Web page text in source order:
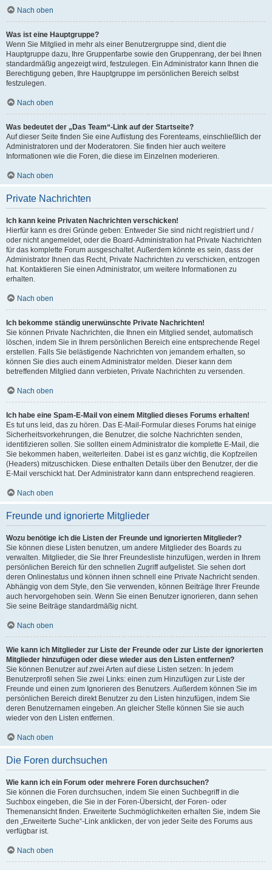
Nach oben
Was ist eine Hauptgruppe?
Wenn Sie Mitglied in mehr als einer Benutzergruppe sind, dient die
Hauptgruppe dazu, Ihre Gruppenfarbe sowie den Gruppenrang, der bei Ihnen
standardmäßig angezeigt wird, festzulegen. Ein Administrator kann Ihnen die
Berechtigung geben, Ihre Hauptgruppe im persönlichen Bereich selbst
festzulegen.
Nach oben
Was bedeutet der „Das Team“-Link auf der Startseite?
Auf dieser Seite finden Sie eine Auflistung des Forenteams, einschließlich der
Administratoren und der Moderatoren. Sie finden hier auch weitere
Informationen wie die Foren, die diese im Einzelnen moderieren.
Nach oben
Private Nachrichten
Ich kann keine Privaten Nachrichten verschicken!
Hierfür kann es drei Gründe geben: Entweder Sie sind nicht registriert und /
oder nicht angemeldet, oder die Board-Administration hat Private Nachrichten
für das komplette Forum ausgeschaltet. Außerdem könnte es sein, dass der
Administrator Ihnen das Recht, Private Nachrichten zu verschicken, entzogen
hat. Kontaktieren Sie einen Administrator, um weitere Informationen zu
erhalten.
Nach oben
Ich bekomme ständig unerwünschte Private Nachrichten!
Sie können Private Nachrichten, die Ihnen ein Mitglied sendet, automatisch
löschen, indem Sie in Ihrem persönlichen Bereich eine entsprechende Regel
erstellen. Falls Sie belästigende Nachrichten von jemandem erhalten, so
können Sie dies auch einem Administrator melden. Dieser kann dem
betreffenden Mitglied dann verbieten, Private Nachrichten zu versenden.
Nach oben
Ich habe eine Spam-E-Mail von einem Mitglied dieses Forums erhalten!
Es tut uns leid, das zu hören. Das E-Mail-Formular dieses Forums hat einige
Sicherheitsvorkehrungen, die Benutzer, die solche Nachrichten senden,
identifizieren sollen. Sie sollten einem Administrator die komplette E-Mail, die
Sie bekommen haben, weiterleiten. Dabei ist es ganz wichtig, die Kopfzeilen
(Headers) mitzuschicken. Diese enthalten Details über den Benutzer, der die
E-Mail verschickt hat. Der Administrator kann dann entsprechend reagieren.
Nach oben
Freunde und ignorierte Mitglieder
Wozu benötige ich die Listen der Freunde und ignorierten Mitglieder?
Sie können diese Listen benutzen, um andere Mitglieder des Boards zu
verwalten. Mitglieder, die Sie Ihrer Freundesliste hinzufügen, werden in Ihrem
persönlichen Bereich für den schnellen Zugriff aufgelistet. Sie sehen dort
deren Onlinestatus und können ihnen schnell eine Private Nachricht senden.
Abhängig von dem Style, den Sie verwenden, können Beiträge Ihrer Freunde
auch hervorgehoben sein. Wenn Sie einen Benutzer ignorieren, dann sehen
Sie seine Beiträge standardmäßig nicht.
Nach oben
Wie kann ich Mitglieder zur Liste der Freunde oder zur Liste der ignorierten
Mitglieder hinzufügen oder diese wieder aus den Listen entfernen?
Sie können Benutzer auf zwei Arten auf diese Listen setzen: In jedem
Benutzerprofil sehen Sie zwei Links: einen zum Hinzufügen zur Liste der
Freunde und einen zum Ignorieren des Benutzers. Außerdem können Sie im
persönlichen Bereich direkt Benutzer zu den Listen hinzufügen, indem Sie
deren Benutzernamen eingeben. An gleicher Stelle können Sie sie auch
wieder von den Listen entfernen.
Nach oben
Die Foren durchsuchen
Wie kann ich ein Forum oder mehrere Foren durchsuchen?
Sie können die Foren durchsuchen, indem Sie einen Suchbegriff in die
Suchbox eingeben, die Sie in der Foren-Übersicht, der Foren- oder
Themenansicht finden. Erweiterte Suchmöglichkeiten erhalten Sie, indem Sie
den „Erweiterte Suche“-Link anklicken, der von jeder Seite des Forums aus
verfügbar ist.
Nach oben